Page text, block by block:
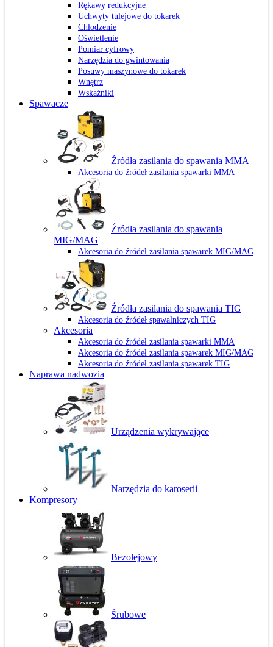
Rękawy redukcyjne
Uchwyty tulejowe do tokarek
Chłodzenie
Oświetlenie
Pomiar cyfrowy
Narzędzia do gwintowania
Posuwy maszynowe do tokarek
Wnętrz
Wskaźniki
Spawacze
Źródła zasilania do spawania MMA
Akcesoria do źródeł zasilania spawarki MMA
Źródła zasilania do spawania
MIG/MAG
Akcesoria do źródeł zasilania spawarek MIG/MAG
Źródła zasilania do spawania TIG
Akcesoria do źródeł spawalniczych TIG
Akcesoria
Akcesoria do źródeł zasilania spawarki MMA
Akcesoria do źródeł zasilania spawarek MIG/MAG
Akcesoria do źródeł zasilania spawarek TIG
Naprawa nadwozia
Urządzenia wykrywające
Narzędzia do karoserii
Kompresory
Bezolejowy
Śrubowe